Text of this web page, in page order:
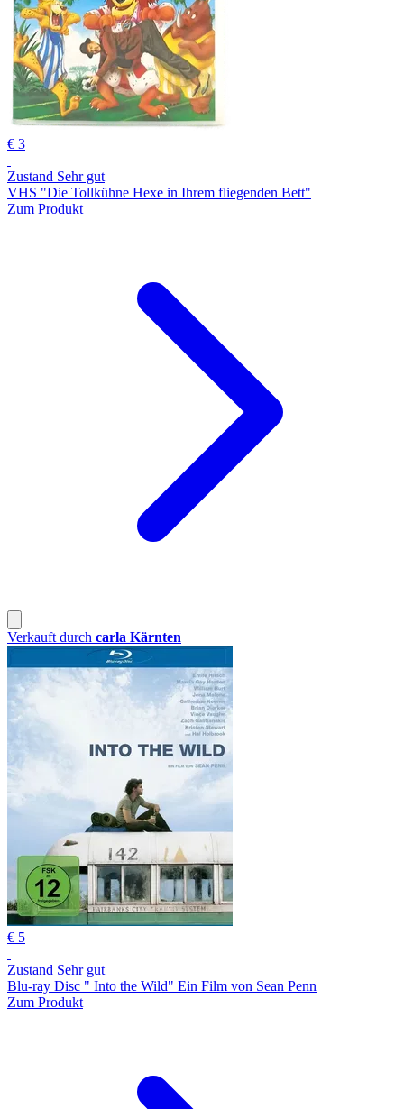
€ 3
Zustand Sehr gut
VHS "Die Tollkühne Hexe in Ihrem fliegenden Bett"
Zum Produkt
Verkauft durch carla Kärnten
€ 5
Zustand Sehr gut
Blu-ray Disc " Into the Wild" Ein Film von Sean Penn
Zum Produkt